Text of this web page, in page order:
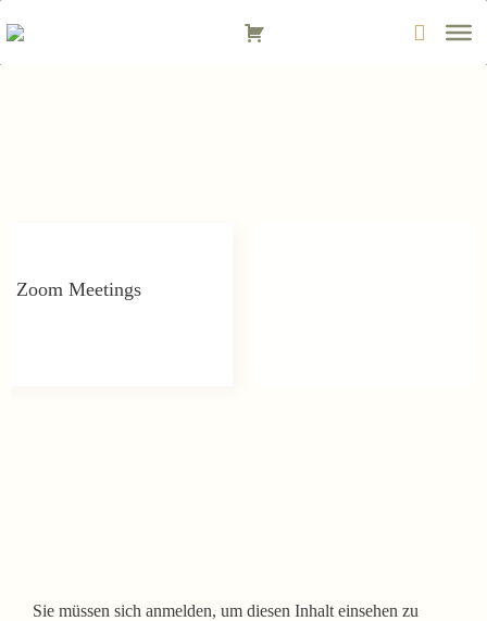
Inhalt
springen
Zoom Meetings
Sie müssen sich anmelden, um diesen Inhalt einsehen zu